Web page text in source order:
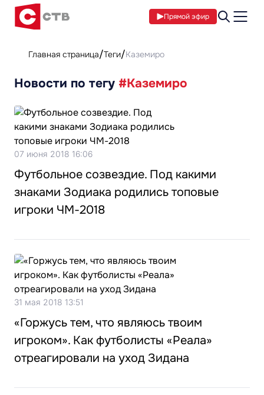
Прямой эфир
Главная страница Теги Каземиро
Новости по тегу #Каземиро
07 июня 2018 16:06
Футбольное созвездие. Под какими
знаками Зодиака родились топовые
игроки ЧМ-2018
31 мая 2018 13:51
«Горжусь тем, что являюсь твоим
игроком». Как футболисты «Реала»
отреагировали на уход Зидана